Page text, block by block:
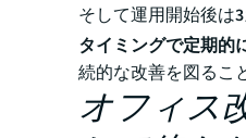
そして運用開始後は
タイミングで定期的
続的な改善を図るこ
オフィス